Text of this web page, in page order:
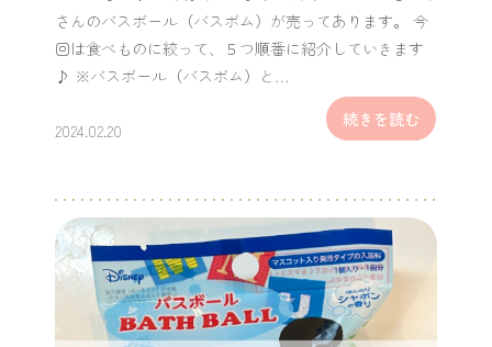
さんのバスボール（バスボム）が売ってあります。 今
回は食べものに絞って、５つ順番に紹介していきます
♪ ※バスボール（バスボム）と…
2024.02.20
続きを読む